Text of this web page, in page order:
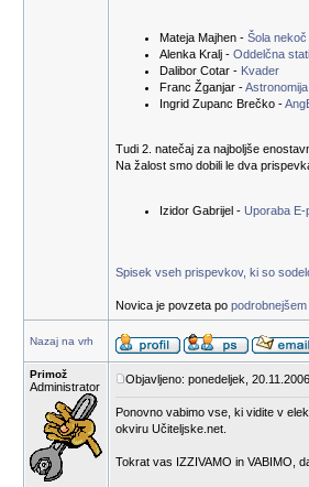
Mateja Majhen - Šola nekoč
Alenka Kralj - Oddelčna
Dalibor Cotar - Kvader
Franc Žganjar -Astronomija
Ingrid Zupanc Brečko -
Tudi 2. natečaj za najboljše
Na žalost smo dobili le dva
Izidor Gabrijel - Uporaba E-
Spisek vseh prispevkov, ki so
Novica je povzeta po
Nazaj na vrh
Primož
Administrator
Objavljeno: ponedeljek,
Ponovno vabimo vse, ki vidite v
okviru Učiteljske.net.
Tokrat vas IZZIVAMO in VABIMO,